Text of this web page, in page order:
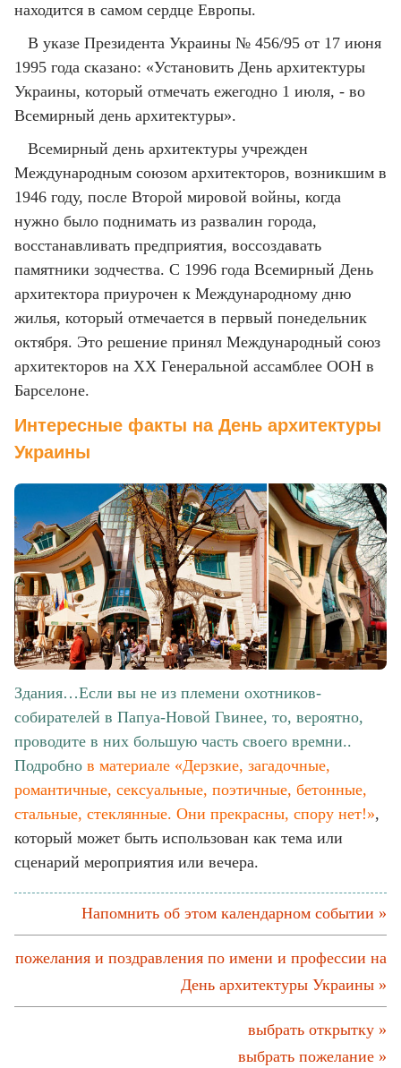
находится в самом сердце Европы.
В указе Президента Украины № 456/95 от 17 июня
1995 года сказано: «Установить День архитектуры
Украины, который отмечать ежегодно 1 июля, - во
Всемирный день архитектуры».
Всемирный день архитектуры учрежден
Международным союзом архитекторов, возникшим в
1946 году, после Второй мировой войны, когда
нужно было поднимать из развалин города,
восстанавливать предприятия, воссоздавать
памятники зодчества. С 1996 года Всемирный День
архитектора приурочен к Международному дню
жилья, который отмечается в первый понедельник
октября. Это решение принял Международный союз
архитекторов на XX Генеральной ассамблее ООН в
Барселоне.
Интересные факты на День архитектуры
Украины
Здания…Если вы не из племени охотников-
собирателей в Папуа-Новой Гвинее, то, вероятно,
проводите в них большую часть своего времни..
Подробно в материале «Дерзкие, загадочные,
романтичные, сексуальные, поэтичные, бетонные,
стальные, стеклянные. Они прекрасны, спору нет!»,
который может быть использован как тема или
сценарий мероприятия или вечера.
Напомнить об этом календарном событии »
пожелания и поздравления по имени и профессии на
День архитектуры Украины »
выбрать открытку »
выбрать пожелание »